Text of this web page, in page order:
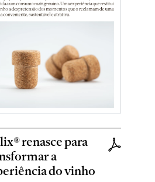
renasce para
a
do vinho